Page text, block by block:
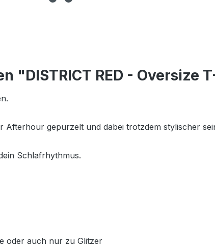
"DISTRICT RED - Oversize
Afterhour gepurzelt und dabei trotzdem stylischer
Schlafrhythmus.
oder auch nur zu Glitzer